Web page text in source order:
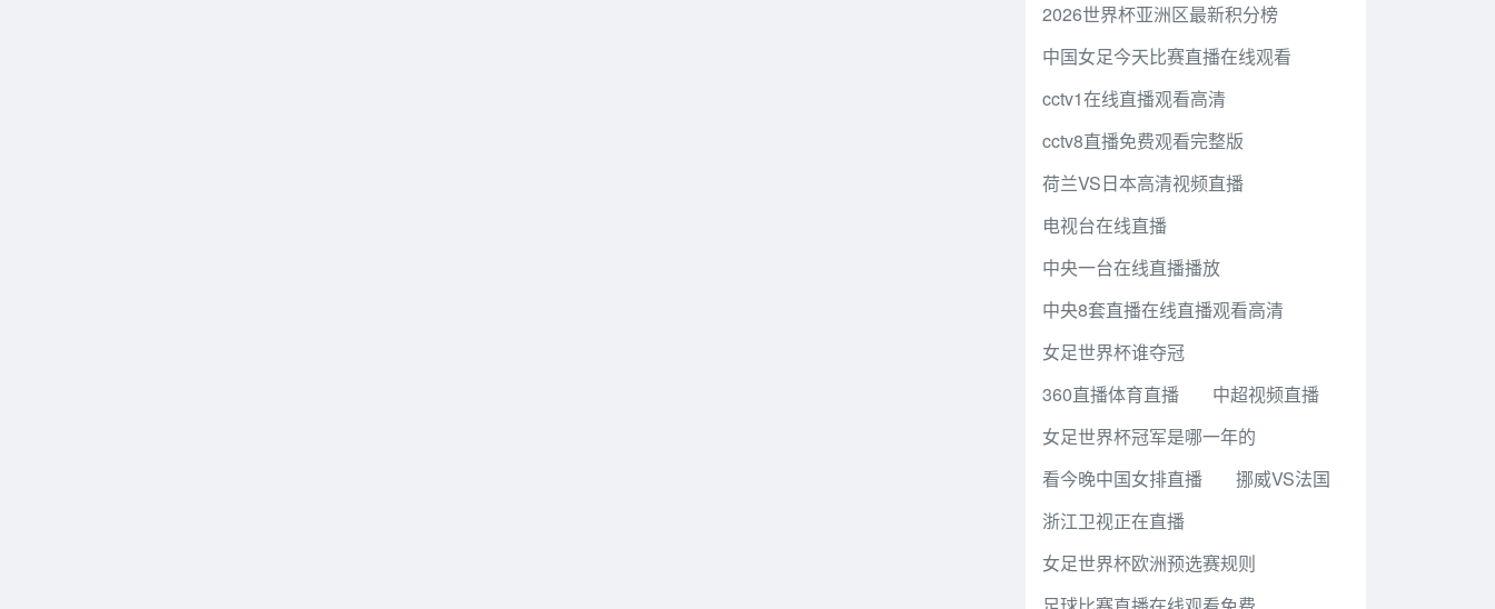
2026世界杯亚洲区最新积分榜
中国女足今天比赛直播在线观看
cctv1在线直播观看高清
cctv8直播免费观看完整版
荷兰VS日本高清视频直播
电视台在线直播
中央一台在线直播播放
中央8套直播在线直播观看高清
女足世界杯谁夺冠
360直播体育直播
中超视频直播
女足世界杯冠军是哪一年的
看今晚中国女排直播
挪威VS法国
浙江卫视正在直播
女足世界杯欧洲预选赛规则